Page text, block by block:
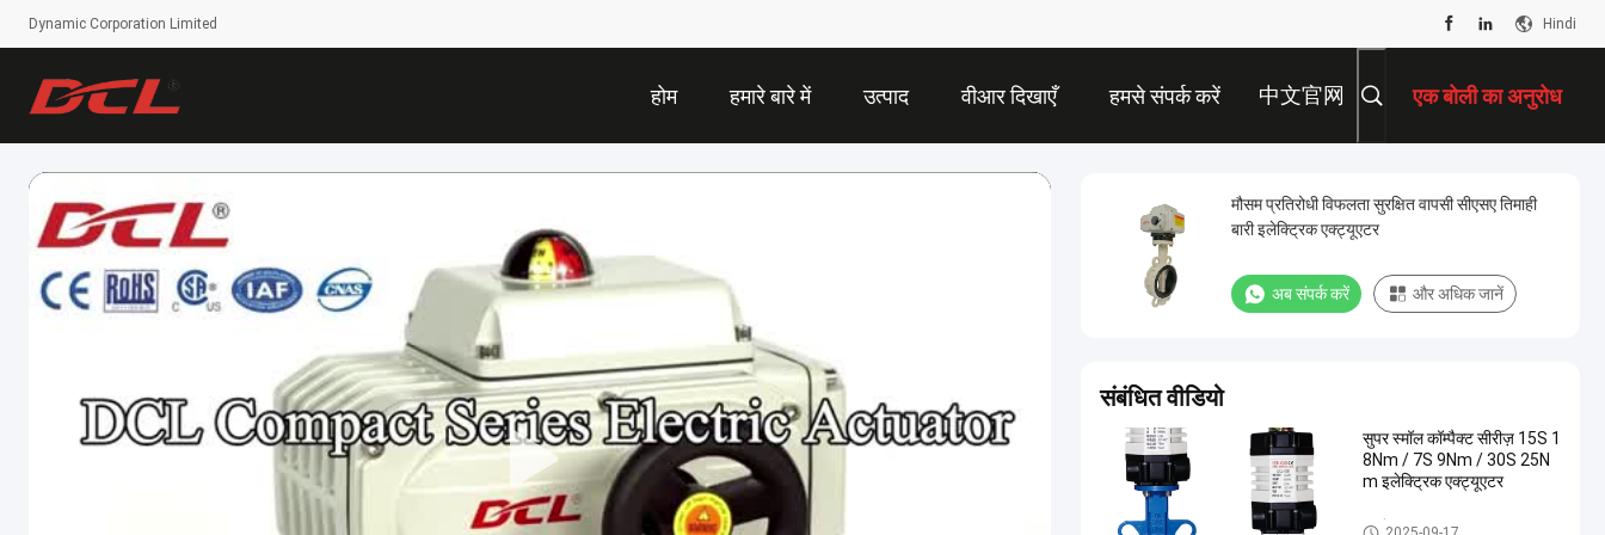
Dynamic Corporation Limited Hindi
होम हमारे बारे में उत्पाद वीआर दिखाएँ हमसे संपर्क करें 中文官网 एक बोली का अनुरोध
मौसम प्रतिरोधी विफलता सुरक्षित वापसी सीएसए तिमाही
बारी इलेक्ट्रिक एक्ट्यूएटर
अब संपर्क करें और अधिक जानें
संबंधित वीडियो
सुपर स्मॉल कॉम्पैक्ट सीरीज़ 15S 1
8Nm / 7S 9Nm / 30S 25N
m इलेक्ट्रिक एक्ट्यूएटर
कॉम्पैक्ट एक्ट्यूएटर